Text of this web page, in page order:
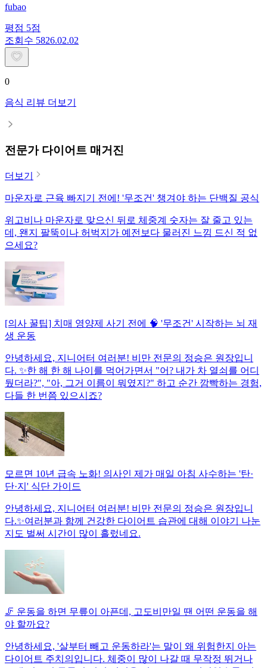
fubao
평점 5점
조회수 5826.02.02
0
음식 리뷰 더보기
전문가 다이어트 매거진
더보기
마운자로 근육 빠지기 전에! '무조건' 챙겨야 하는 단백질 공식
위고비나 마운자로 맞으신 뒤로 체중계 숫자는 잘 줄고 있는
데, 왠지 팔뚝이나 허벅지가 예전보다 물러진 느낌 드신 적 없
으세요?
[의사 꿀팁] 치매 영양제 사기 전에 🧠 '무조건' 시작하는 뇌 재
생 운동
안녕하세요, 지니어터 여러분! 비만 전문의 정승은 원장입니
다. ✨한 해 한 해 나이를 먹어가면서 "어? 내가 차 열쇠를 어디
뒀더라?", "아, 그거 이름이 뭐였지?" 하고 순간 깜빡하는 경험,
다들 한 번쯤 있으시죠?
모르면 10년 급속 노화! 의사인 제가 매일 아침 사수하는 '탄·
단·지' 식단 가이드
안녕하세요, 지니어터 여러분! 비만 전문의 정승은 원장입니
다.✨여러분과 함께 건강한 다이어트 습관에 대해 이야기 나눈
지도 벌써 시간이 많이 흘렀네요.
🦵 운동을 하면 무릎이 아픈데, 고도비만일 땐 어떤 운동을 해
야 할까요?
안녕하세요, '살부터 빼고 운동하라'는 말이 왜 위험한지 아는
다이어트 주치의입니다. 체중이 많이 나갈 때 무작정 뛰거나